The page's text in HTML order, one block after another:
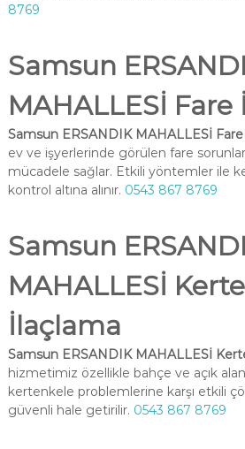
8769
Samsun
MAHALLESİ
Samsun ERSANDIK MAHALLESİ
ev ve işyerlerinde görülen fare
mücadele sağlar. Etkili yöntemler ile
kontrol altına alınır. 0543 867 8769
Samsun
MAHALLESİ
İlaçlama
Samsun ERSANDIK MAHALLESİ
hizmetimiz özellikle bahçe ve açık
kertenkele problemlerine karşı etkili
güvenli hale getirilir. 0543 867 8769